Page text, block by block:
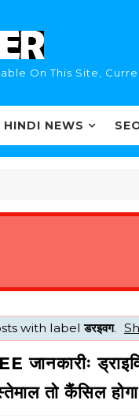
On This Site,
HINDI NEWS
with labelडरइवग.
जानकारीः
तो कैंसिल